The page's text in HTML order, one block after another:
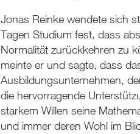
Jonas Reinke wendete sich
Tagen Studium fest, dass
Normalität zurückkehren zu
meinte er und sagte, dass
Ausbildungsunternehmen,
die hervorragende
starkem Willen seine
und immer deren Wohl im